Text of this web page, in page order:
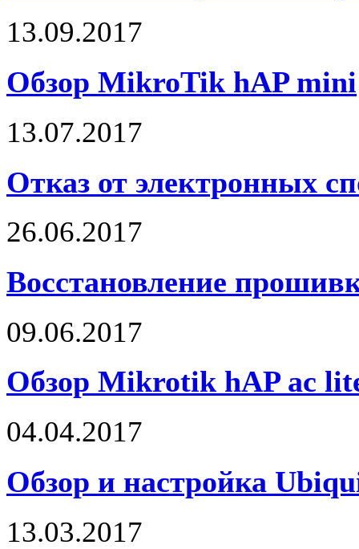
13.09.2017
Обзор MikroTik hAP mini
13.07.2017
Отказ от электронных
26.06.2017
Восстановление
09.06.2017
Обзор Mikrotik hAP ac
04.04.2017
Обзор и настройка
13.03.2017